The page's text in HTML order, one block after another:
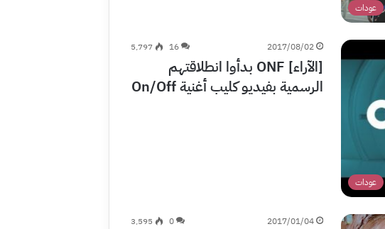
عودات
عودات
2017/08/02
16 5٬797
[الآراء] ONF بدأوا انطلاقتهم
الرسمية بفيديو كليب أغنية On/Off
2017/01/04
0 3٬595